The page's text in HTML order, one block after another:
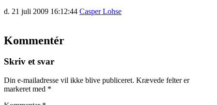
d. 21 juli 2009 16:12:44 Casper Lohse
Kommentér
Skriv et svar
Din e-mailadresse vil ikke blive publiceret. Krævede felter er
markeret med *